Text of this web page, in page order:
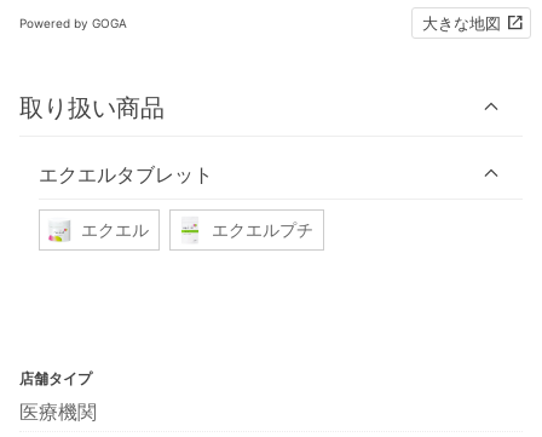
Powered by GOGA 大きな地図
取り扱い商品
エクエルタブレット
エクエル エクエルプチ
店舗タイプ
医療機関